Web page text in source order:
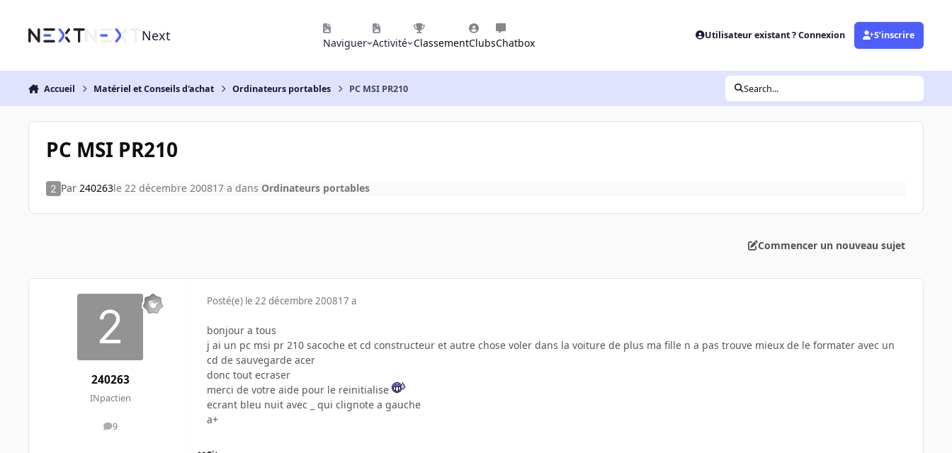
Next Naviguer Activité ClassementClubsChatbox
Utilisateur existant ? Connexion S’inscrire
Accueil Matériel et Conseils d'achat Ordinateurs portables PC MSI PR210 Search...
PC MSI PR210
Par 240263le 22 décembre 200817 a dans Ordinateurs portables
Commencer un nouveau sujet
240263
INpactien
9
messages
Posté(e) le 22 décembre 200817 a
bonjour a tous
j ai un pc msi pr 210 sacoche et cd constructeur et autre chose voler dans la voiture de plus ma fille n a pas trouve mieux de le formater avec un
cd de sauvegarde acer
donc tout ecraser
merci de votre aide pour le reinitialise
ecrant bleu nuit avec _ qui clignote a gauche
a+